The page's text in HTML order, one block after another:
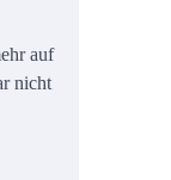
auf
nicht